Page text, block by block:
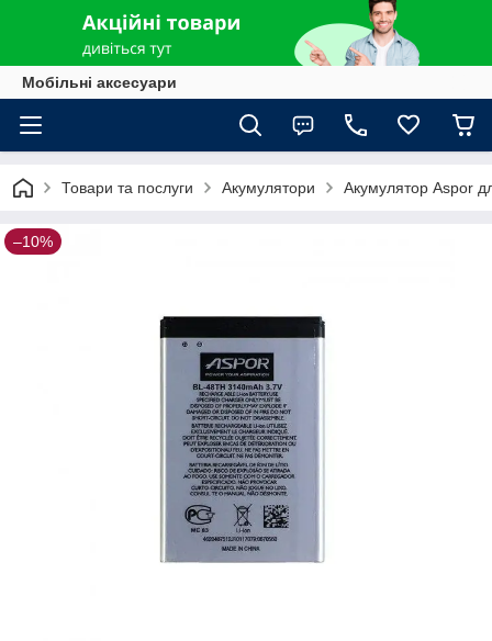
Мобільні аксесуари
Товари та послуги Акумулятори Акумулятор Aspor
–10%